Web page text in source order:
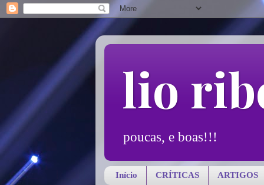
lio
poucas, e boas!!!
Início CRÍTICAS ARTIGOS